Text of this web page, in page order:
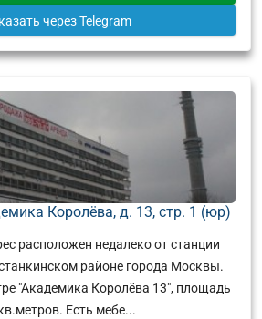
через Telegram
Королёва, д. 13, стр. 1 (юр)
расположен недалеко от станции
районе города Москвы.
"Академика Королёва 13", площадь
Есть мебе...